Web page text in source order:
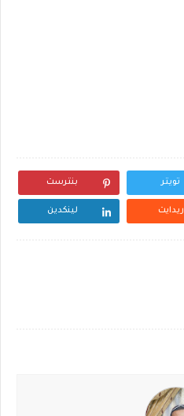
تويتر بنترست
ريدايت لينكدين